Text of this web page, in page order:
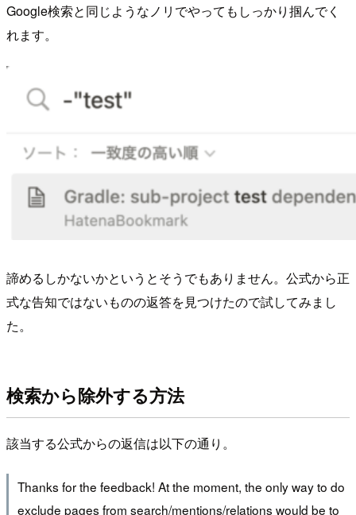
Google検索と同じようなノリでやってもしっかり掴んでく
れます。
諦めるしかないかというとそうでもありません。公式から正
式な告知ではないものの返答を見つけたので試してみまし
た。
検索から除外する方法
該当する公式からの返信は以下の通り。
Thanks for the feedback! At the moment, the only way to do
exclude pages from search/mentions/relations would be to